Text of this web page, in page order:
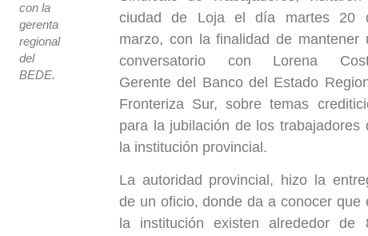
con la
gerenta
regional
del
BEDE.
ciudad de Loja el día martes 20
marzo, con la finalidad de mantener
conversatorio con Lorena
Gerente del Banco del Estado
Fronteriza Sur, sobre temas
para la jubilación de los trabajadores
la institución provincial.
La autoridad provincial, hizo la
de un oficio, donde da a conocer que
la institución existen alrededor de